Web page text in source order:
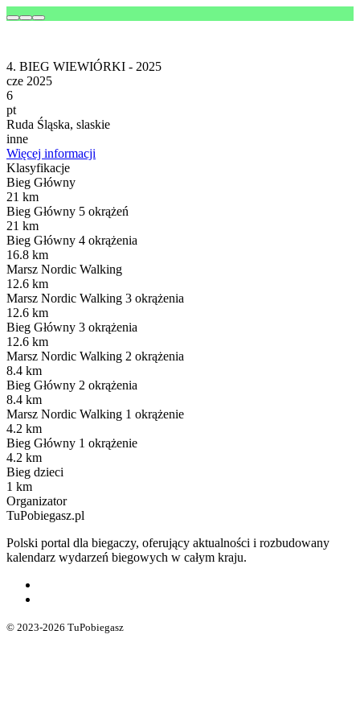
4. BIEG WIEWIÓRKI - 2025
cze 2025
6
pt
Ruda Śląska, slaskie
inne
Więcej informacji
Klasyfikacje
Bieg Główny
21 km
Bieg Główny 5 okrążeń
21 km
Bieg Główny 4 okrążenia
16.8 km
Marsz Nordic Walking
12.6 km
Marsz Nordic Walking 3 okrążenia
12.6 km
Bieg Główny 3 okrążenia
12.6 km
Marsz Nordic Walking 2 okrążenia
8.4 km
Bieg Główny 2 okrążenia
8.4 km
Marsz Nordic Walking 1 okrążenie
4.2 km
Bieg Główny 1 okrążenie
4.2 km
Bieg dzieci
1 km
Organizator
TuPobiegasz.pl
Polski portal dla biegaczy, oferujący aktualności i rozbudowany
kalendarz wydarzeń biegowych w całym kraju.
© 2023-2026 TuPobiegasz